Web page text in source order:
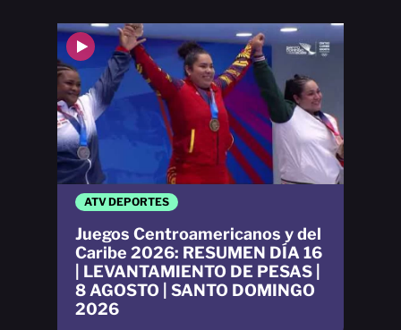
ATV DEPORTES
Juegos Centroamericanos y del
Caribe 2026: RESUMEN DÍA 16
| LEVANTAMIENTO DE PESAS |
8 AGOSTO | SANTO DOMINGO
2026